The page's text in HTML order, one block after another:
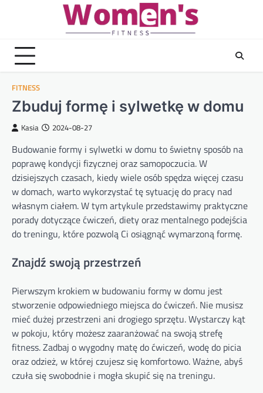
FITNESS
Zbuduj formę i sylwetkę w domu
Kasia 2024-08-27
Budowanie formy i sylwetki w domu to świetny sposób na
poprawę kondycji fizycznej oraz samopoczucia. W
dzisiejszych czasach, kiedy wiele osób spędza więcej czasu
w domach, warto wykorzystać tę sytuację do pracy nad
własnym ciałem. W tym artykule przedstawimy praktyczne
porady dotyczące ćwiczeń, diety oraz mentalnego podejścia
do treningu, które pozwolą Ci osiągnąć wymarzoną formę.
Znajdź swoją przestrzeń
Pierwszym krokiem w budowaniu formy w domu jest
stworzenie odpowiedniego miejsca do ćwiczeń. Nie musisz
mieć dużej przestrzeni ani drogiego sprzętu. Wystarczy kąt
w pokoju, który możesz zaaranżować na swoją strefę
fitness. Zadbaj o wygodny matę do ćwiczeń, wodę do picia
oraz odzież, w której czujesz się komfortowo. Ważne, abyś
czuła się swobodnie i mogła skupić się na treningu.